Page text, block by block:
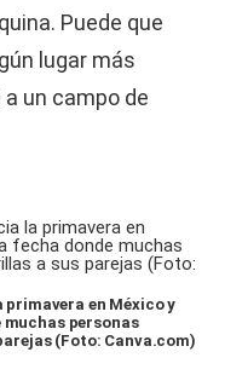
Puede que
lugar más
un campo de
primavera en México y
muchas personas
(Foto: Canva.com)